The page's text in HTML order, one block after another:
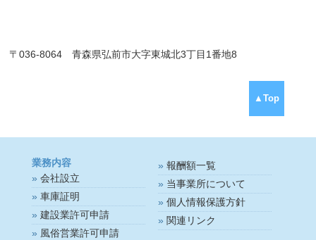
〒036-8064 青森県弘前市大字東城北3丁目1番地8
▲Top
業務内容
会社設立
車庫証明
建設業許可申請
風俗営業許可申請
報酬額一覧
当事業所について
個人情報保護方針
関連リンク